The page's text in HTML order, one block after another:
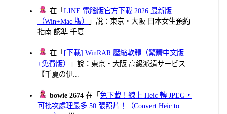
在「LINE 電腦版官方下載 2026 最新版
（Win+Mac 版）
」說：東京・大阪 日本女生預約
指南 認準 千夏...
在「 [下載] WinRAR 壓縮軟體（繁體中文版
+免費版）
」說：東京・大阪 高級派遣サービス
【千夏の伊...
bowie 2674 在「免下載！線上 Heic 轉 JPEG，
可批次處理最多 50 張照片！（Convert Heic to